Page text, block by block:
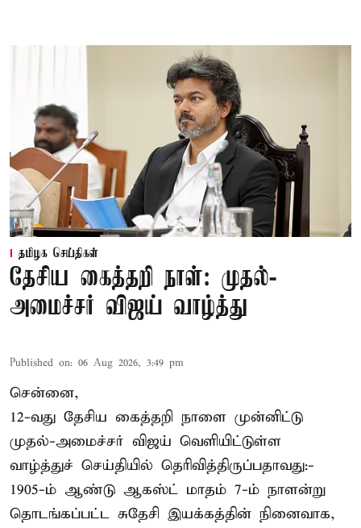
தமிழக செய்திகள்
தேசிய கைத்தறி நாள்: முதல்-
அமைச்சர் விஜய் வாழ்த்து
Published on: 06 Aug 2026, 3:49 pm
சென்னை,
12-வது தேசிய கைத்தறி நாளை முன்னிட்டு
முதல்-அமைச்சர் விஜய் வெளியிட்டுள்ள
வாழ்த்துச் செய்தியில் தெரிவித்திருப்பதாவது:-
1905-ம் ஆண்டு ஆகஸ்ட் மாதம் 7-ம் நாளன்று
தொடங்கப்பட்ட சுதேசி இயக்கத்தின் நினைவாக,